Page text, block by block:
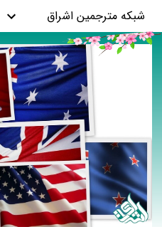
شبکه مترجمین اشراق